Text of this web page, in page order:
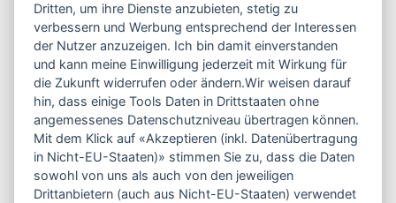
Industriestraße 1
33790 Halle / Westfalen
0177 / 46 99 995
info@dogunihalle.de
Kontaktformular
Dritten, um ihre Dienste anzubieten, stetig zu
verbessern und Werbung entsprechend der Interessen
der Nutzer anzuzeigen. Ich bin damit einverstanden
und kann meine Einwilligung jederzeit mit Wirkung für
die Zukunft widerrufen oder ändern.Wir weisen darauf
hin, dass einige Tools Daten in Drittstaaten ohne
angemessenes Datenschutzniveau übertragen können.
Mit dem Klick auf «Akzeptieren (inkl. Datenübertragung
in Nicht-EU-Staaten)» stimmen Sie zu, dass die Daten
sowohl von uns als auch von den jeweiligen
Drittanbietern (auch aus Nicht-EU-Staaten) verwendet